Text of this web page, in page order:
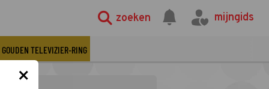
zoeken mijngids
GOUDEN TELEVIZIER-RING
×